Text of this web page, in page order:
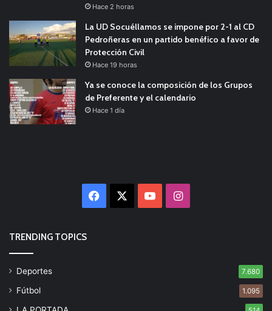
Hace 2 horas
La UD Socuéllamos se impone por 2-1 al CD
Pedroñeras en un partido benéfico a favor de
Protección Civil
Hace 19 horas
Ya se conoce la composición de los Grupos
de Preferente y el calendario
Hace 1 día
Facebook YouTubeInstagram
TRENDING TOPICS
Deportes 7.680
Fútbol 1.095